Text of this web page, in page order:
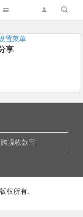
置菜单
享
跨境收款宝
权所有.